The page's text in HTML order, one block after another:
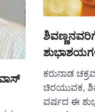
ಕರುನಾಡ
ಚಿರಯುವಕ,
ವರ್ಷದ ಈ